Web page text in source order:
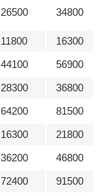
26500 34800
11800
16300
44100
56900
28300
36800
64200
81500
16300
21800
36200
46800
72400
91500